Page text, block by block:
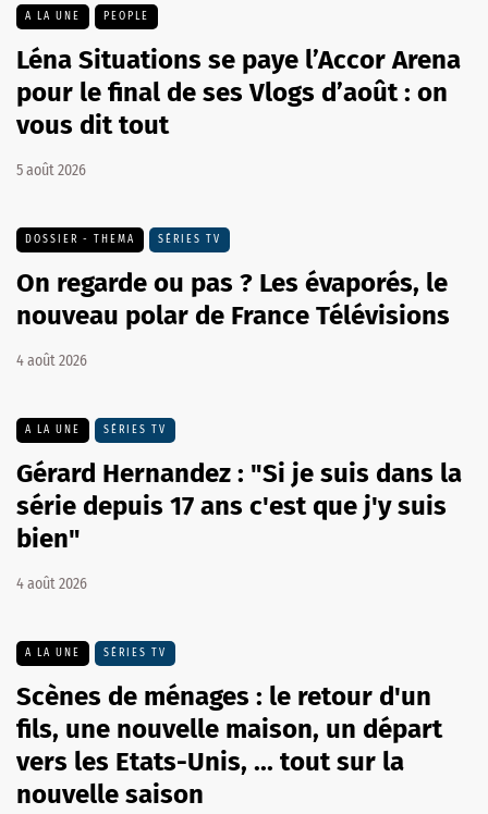
A LA UNE PEOPLE
Léna Situations se paye l’Accor Arena
pour le final de ses Vlogs d’août : on
vous dit tout
5 août 2026
DOSSIER - THEMA SÉRIES TV
On regarde ou pas ? Les évaporés, le
nouveau polar de France Télévisions
4 août 2026
A LA UNE SÉRIES TV
Gérard Hernandez : "Si je suis dans la
série depuis 17 ans c'est que j'y suis
bien"
4 août 2026
A LA UNE SÉRIES TV
Scènes de ménages : le retour d'un
fils, une nouvelle maison, un départ
vers les Etats-Unis, ... tout sur la
nouvelle saison